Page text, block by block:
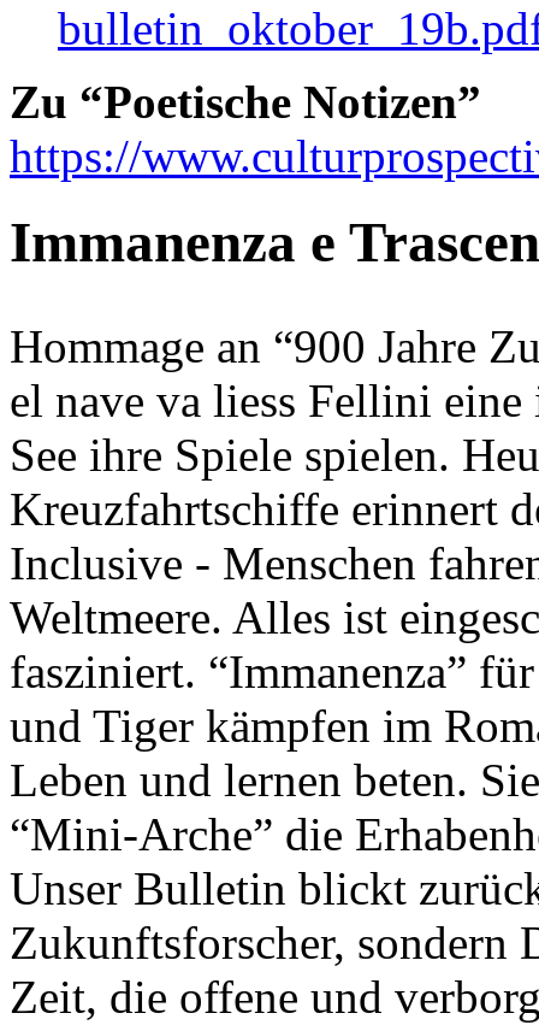
Zu “Poetische Notizen”
https://
Immanenza e
Hommage an “900 Jahre
el nave va liess Fellini
See ihre Spiele spielen.
Kreuzfahrtschiffe erinnert
Inclusive - Menschen
Weltmeere. Alles ist
fasziniert. “Immanenza”
und Tiger kämpfen im
Leben und lernen beten.
“Mini-Arche” die
Unser Bulletin blickt
Zukunftsforscher, sondern
Zeit, die offene und